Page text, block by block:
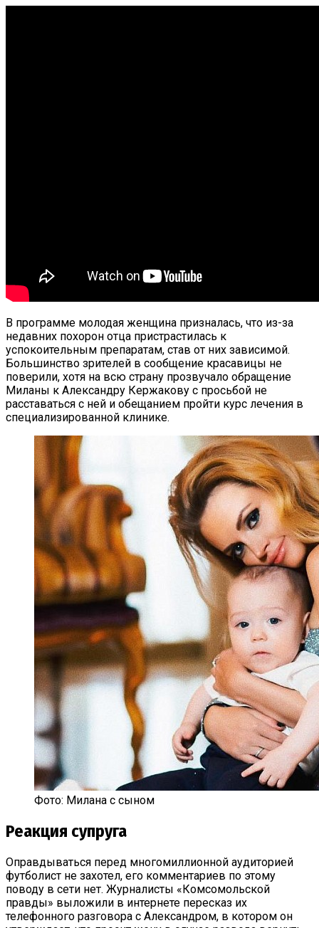
В программе молодая женщина призналась, что из-за
недавних похорон отца пристрастилась к
успокоительным препаратам, став от них зависимой.
Большинство зрителей в сообщение красавицы не
поверили, хотя на всю страну прозвучало обращение
Миланы к Александру Кержакову с просьбой не
расставаться с ней и обещанием пройти курс лечения в
специализированной клинике.
Фото: Милана с сыном
Реакция супруга
Оправдываться перед многомиллионной аудиторией
футболист не захотел, его комментариев по этому
поводу в сети нет. Журналисты «Комсомольской
правды» выложили в интернете пересказ их
телефонного разговора с Александром, в котором он